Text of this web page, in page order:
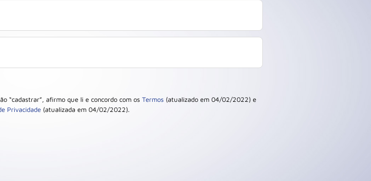
“cadastrar”, afirmo que li e concordo com os Termos (atualizado em 04/02/2022) e
Privacidade (atualizada em 04/02/2022).